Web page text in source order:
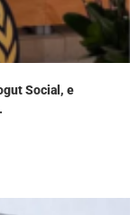
Social, e